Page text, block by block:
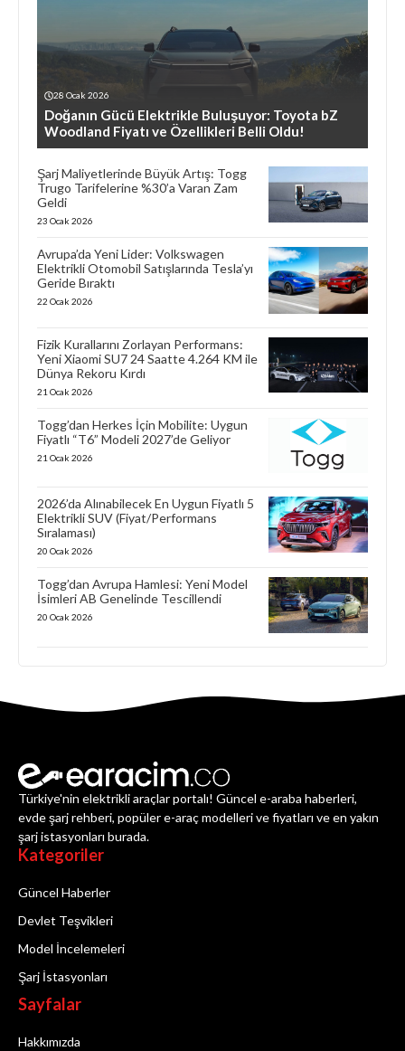
28 Ocak 2026
Doğanın Gücü Elektrikle Buluşuyor: Toyota bZ
Woodland Fiyatı ve Özellikleri Belli Oldu!
Şarj Maliyetlerinde Büyük Artış: Togg
Trugo Tarifelerine %30’a Varan Zam
Geldi
23 Ocak 2026
Avrupa’da Yeni Lider: Volkswagen
Elektrikli Otomobil Satışlarında Tesla’yı
Geride Bıraktı
22 Ocak 2026
Fizik Kurallarını Zorlayan Performans:
Yeni Xiaomi SU7 24 Saatte 4.264 KM ile
Dünya Rekoru Kırdı
21 Ocak 2026
Togg’dan Herkes İçin Mobilite: Uygun
Fiyatlı “T6” Modeli 2027’de Geliyor
21 Ocak 2026
2026’da Alınabilecek En Uygun Fiyatlı 5
Elektrikli SUV (Fiyat/Performans
Sıralaması)
20 Ocak 2026
Togg’dan Avrupa Hamlesi: Yeni Model
İsimleri AB Genelinde Tescillendi
20 Ocak 2026
Türkiye'nin elektrikli araçlar portalı! Güncel e-araba haberleri,
evde şarj rehberi, popüler e-araç modelleri ve fiyatları ve en yakın
şarj istasyonları burada.
Kategoriler
Güncel Haberler
Devlet Teşvikleri
Model İncelemeleri
Şarj İstasyonları
Sayfalar
Hakkımızda